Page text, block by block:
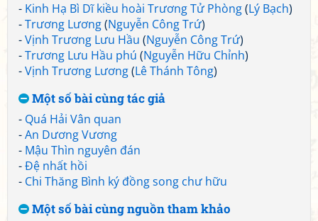
- Kinh Hạ Bì Dĩ kiều hoài Trương Tử Phòng(Lý Bạch)
-Trương Lương(Nguyễn Công Trứ)
-Vịnh Trương Lưu Hầu (Nguyễn Công Trứ)
-Trương Lưu Hầu phú (Nguyễn Hữu Chỉnh)
-Vịnh Trương Lương(Lê Thánh Tông)
Một số bài cùng tác giả
- Quá Hải Vân quan
-An Dương Vương
- Mậu Thìn nguyên đán
-Đệ nhất hồi
- Chi Thăng Bình ký đồng song chư hữu
Một số bài cùng nguồn tham khảo